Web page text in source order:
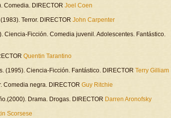
Comedia. DIRECTOR Joel Coen
Terror. DIRECTOR John Carpenter
Ciencia-Ficción. Comedia juvenil. Adolescentes. Fantástico.
Quentin Tarantino
(1995). Ciencia-Ficción. Fantástico. DIRECTOR Terry Gilliam
Comedia negra. DIRECTOR Guy Ritchie
Drama. Drogas. DIRECTOR Darren Aronofsky
Scorsese